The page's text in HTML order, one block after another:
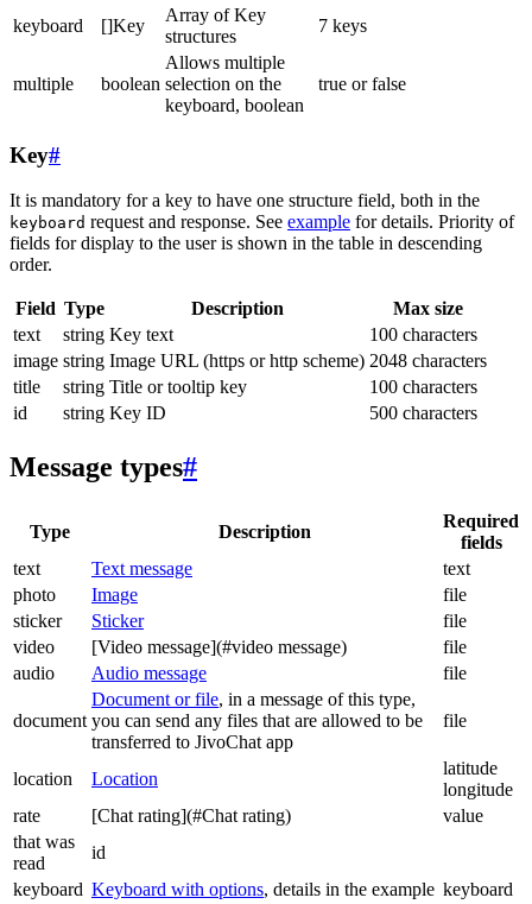
keyboard []Key
Array of Key
structures
7 keys
multiple boolean
Allows multiple
selection on the
keyboard, boolean
true or false
Key#
It is mandatory for a key to have one structure field, both in the
keyboard request and response. See example for details. Priority of
fields for display to the user is shown in the table in descending
order.
Field Type Description
Max size
text
string Key text
100 characters
image string Image URL (https or http scheme) 2048 characters
title
string Title or tooltip key
100 characters
id
string Key ID 500 characters
Message types#
Type Description
Required
fields
text
Text message
text
photo
Image
file
sticker
Sticker
file
video
[Video message](#video message)
file
audio
Audio message file
document
Document or file, in a message of this type,
you can send any files that are allowed to be
transferred to JivoChat app
file
location Location
latitude
longitude
rate
[Chat rating](#Chat rating)
value
that was
read
id
keyboard Keyboard with options, details in the example keyboard